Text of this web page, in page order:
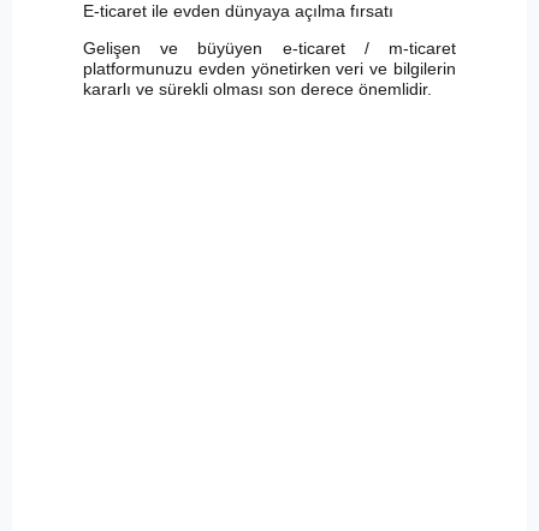
E-ticaret ile evden dünyaya açılma fırsatı
Gelişen ve büyüyen e-ticaret / m-ticaret
platformunuzu evden yönetirken veri ve bilgilerin
kararlı ve sürekli olması son derece önemlidir.